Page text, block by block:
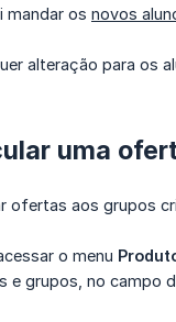
mandar os novos
alteração para os
uma
ofertas aos grupos
o menu
e grupos, no campo